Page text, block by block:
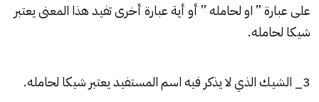
على عبارة ” او لحامله ” أو أية عبارة أخرى تفيد هذا المعنى يعتبر
شيكا لحامله.
3_ الشيك الذي لا يذكر فيه اسم المستفيد يعتبر شيكا لحامله.